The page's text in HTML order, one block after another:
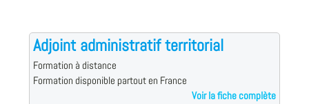
Adjoint administratif territorial
Formation à distance
Formation disponible partout en France
Voir la fiche complète